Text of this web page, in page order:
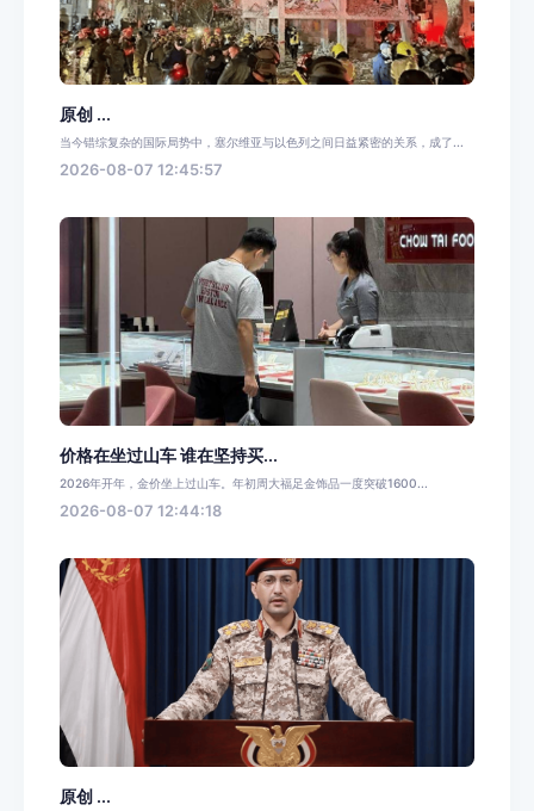
原创 ...
当今错综复杂的国际局势中，塞尔维亚与以色列之间日益紧密的关系，成了...
2026-08-07 12:45:57
价格在坐过山车 谁在坚持买...
2026年开年，金价坐上过山车。年初周大福足金饰品一度突破1600...
2026-08-07 12:44:18
原创 ...